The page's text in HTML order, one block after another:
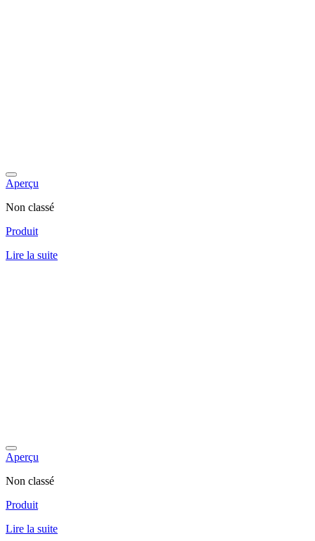
Aperçu
Non classé
Produit
Lire la suite
Aperçu
Non classé
Produit
Lire la suite